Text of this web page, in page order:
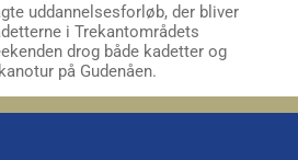
uddannelsesforløb, der bliver
i Trekantområdets
drog både kadetter og
på Gudenåen.